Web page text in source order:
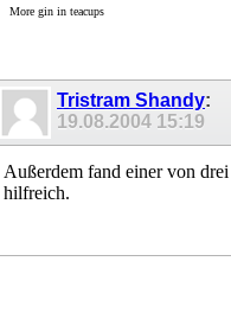
More gin in teacups
Tristram Shandy:
19.08.2004 15:19
Außerdem fand einer von
hilfreich.